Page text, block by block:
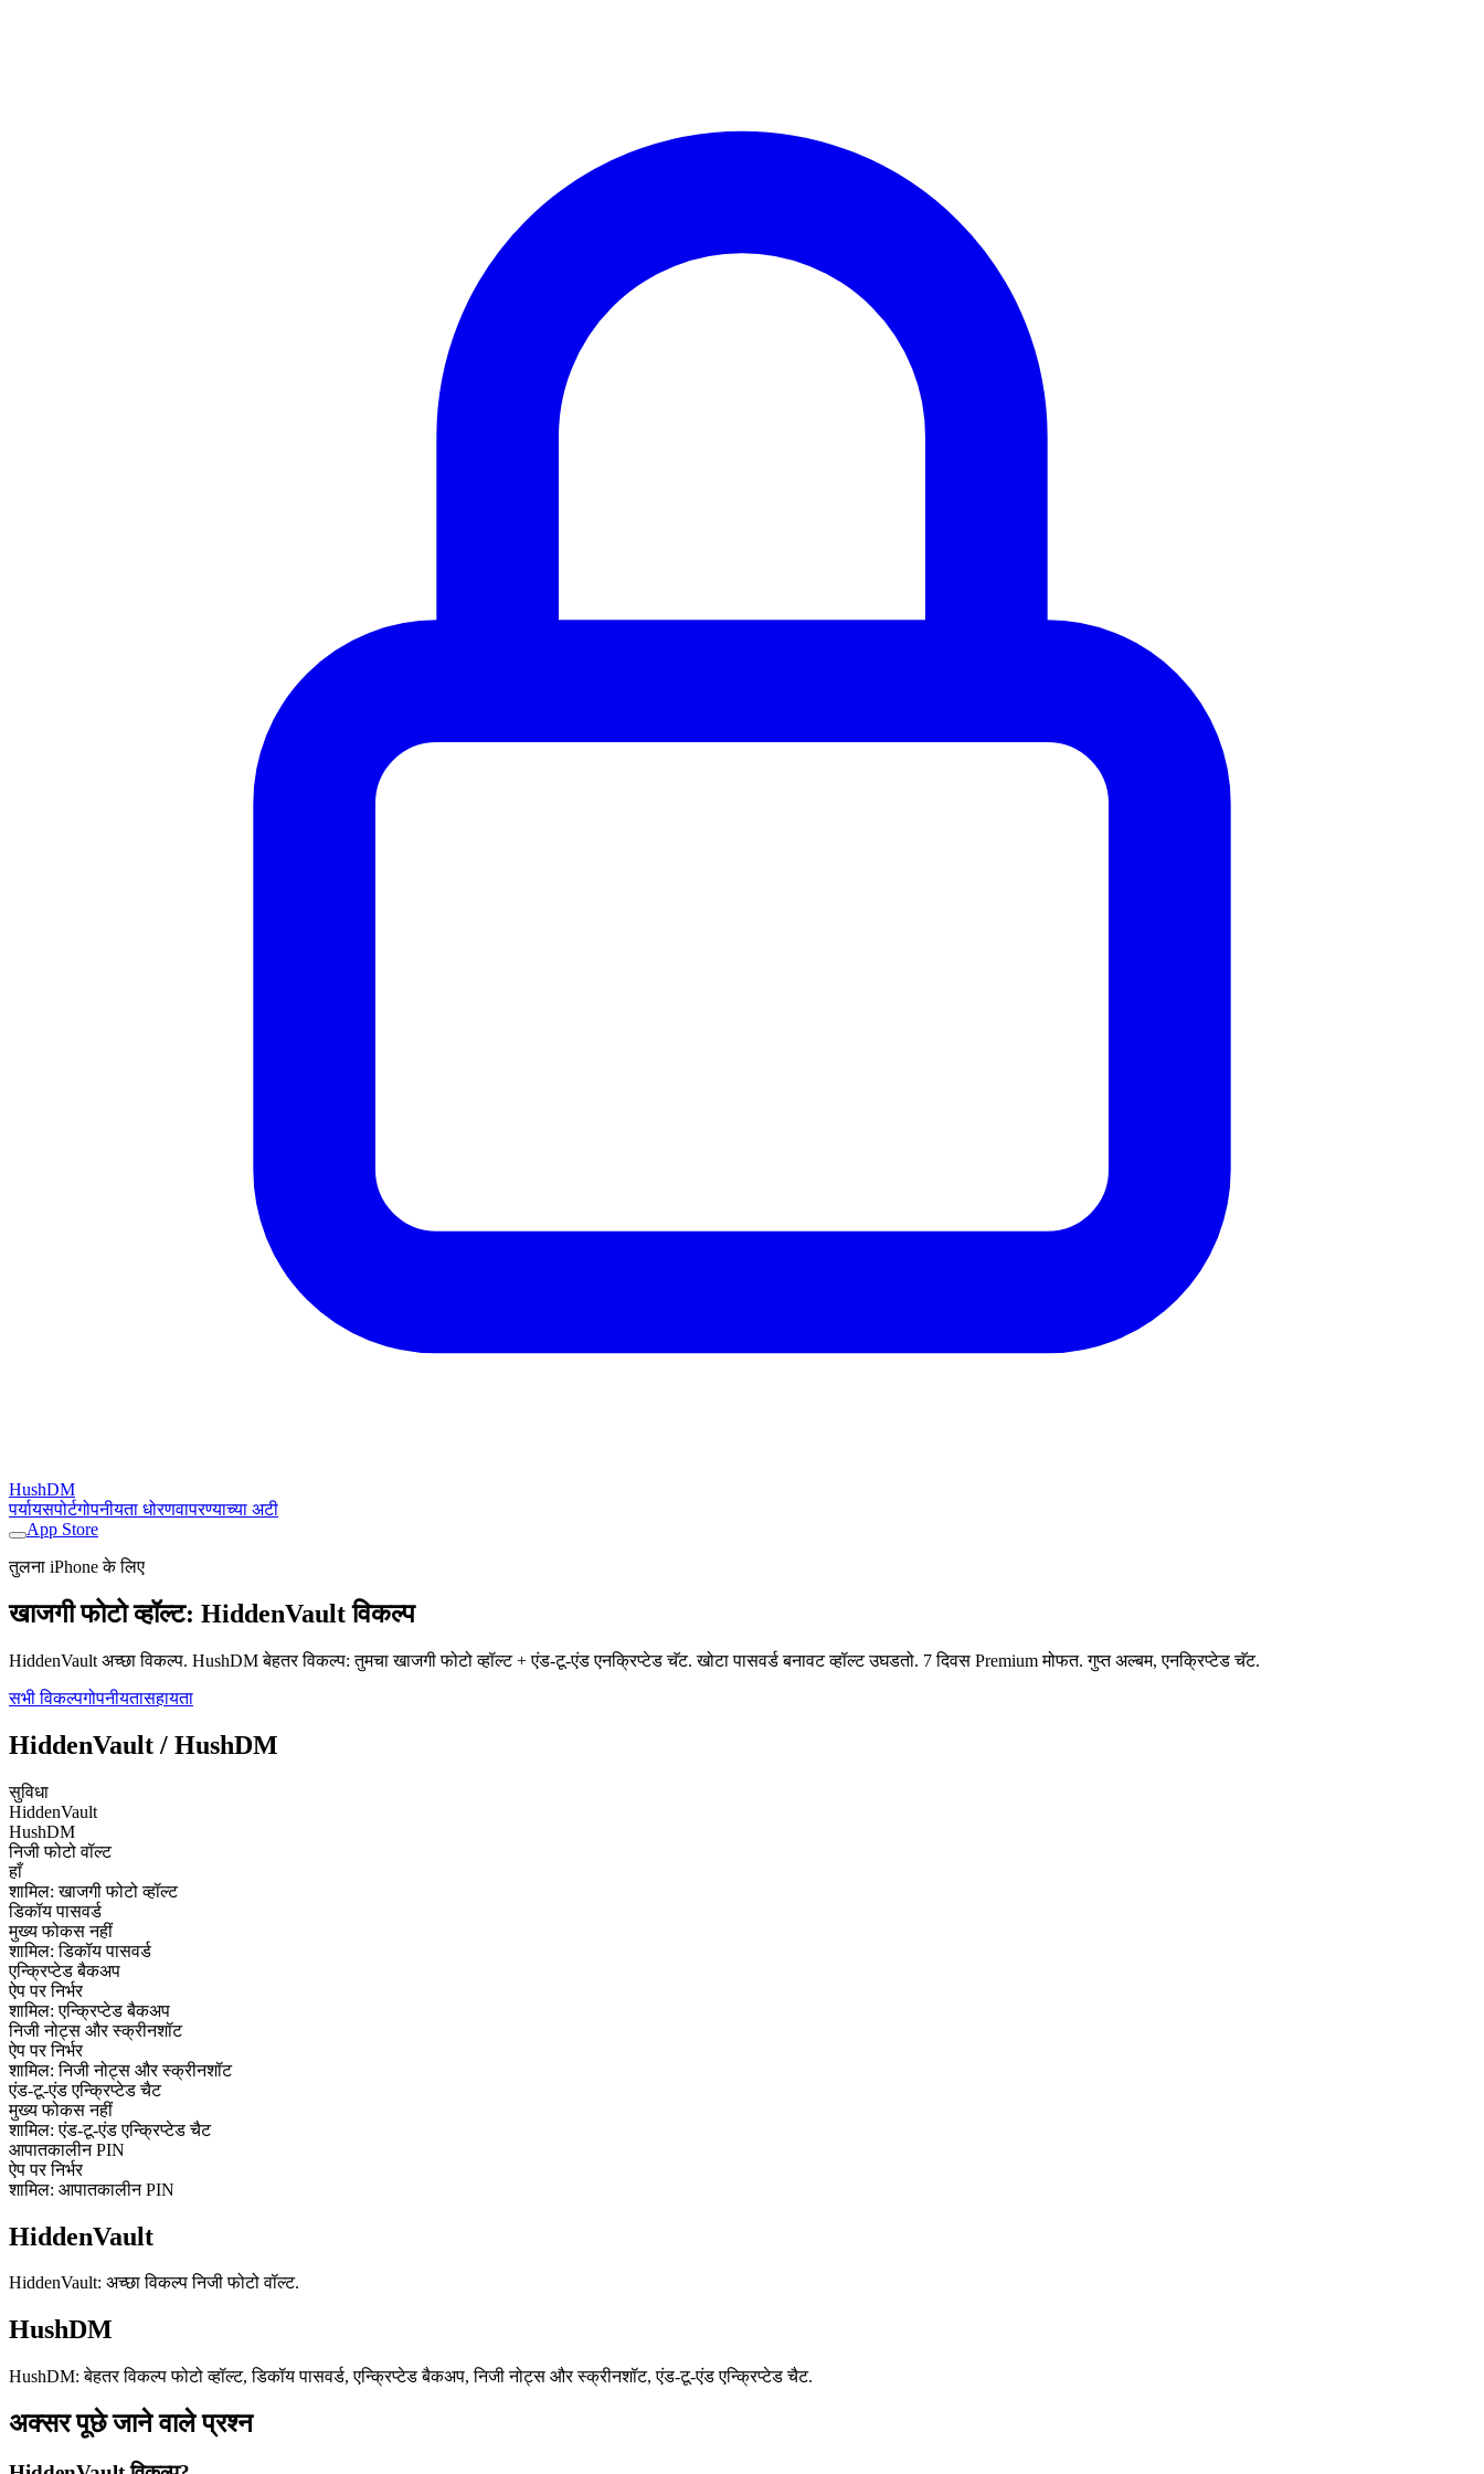
HushDM
पर्यायसपोर्टगोपनीयता धोरणवापरण्याच्या अटी
App Store
तुलना iPhone के लिए
खाजगी फोटो व्हॉल्ट: HiddenVault विकल्प
HiddenVault अच्छा विकल्प. HushDM बेहतर विकल्प: तुमचा खाजगी फोटो व्हॉल्ट + एंड-टू-एंड एनक्रिप्टेड चॅट. खोटा पासवर्ड बनावट व्हॉल्ट उघडतो. 7 दिवस Premium मोफत. गुप्त अल्बम, एनक्रिप्टेड चॅट.
सभी विकल्पगोपनीयतासहायता
HiddenVault / HushDM
सुविधा
HiddenVault
HushDM
निजी फोटो वॉल्ट
हाँ
शामिल: खाजगी फोटो व्हॉल्ट
डिकॉय पासवर्ड
मुख्य फोकस नहीं
शामिल: डिकॉय पासवर्ड
एन्क्रिप्टेड बैकअप
ऐप पर निर्भर
शामिल: एन्क्रिप्टेड बैकअप
निजी नोट्स और स्क्रीनशॉट
ऐप पर निर्भर
शामिल: निजी नोट्स और स्क्रीनशॉट
एंड-टू-एंड एन्क्रिप्टेड चैट
मुख्य फोकस नहीं
शामिल: एंड-टू-एंड एन्क्रिप्टेड चैट
आपातकालीन PIN
ऐप पर निर्भर
शामिल: आपातकालीन PIN
HiddenVault
HiddenVault: अच्छा विकल्प निजी फोटो वॉल्ट.
HushDM
HushDM: बेहतर विकल्प फोटो व्हॉल्ट, डिकॉय पासवर्ड, एन्क्रिप्टेड बैकअप, निजी नोट्स और स्क्रीनशॉट, एंड-टू-एंड एन्क्रिप्टेड चैट.
अक्सर पूछे जाने वाले प्रश्न